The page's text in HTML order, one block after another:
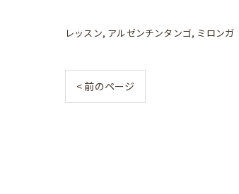
レッスン アルゼンチンタンゴ ミロンガ
< 前のページ